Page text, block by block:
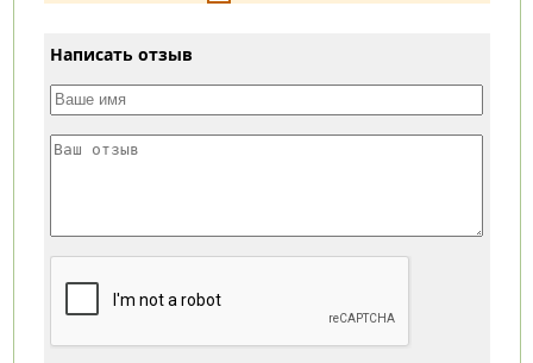
Написать отзыв